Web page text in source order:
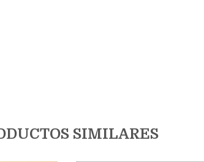
SIMILARES